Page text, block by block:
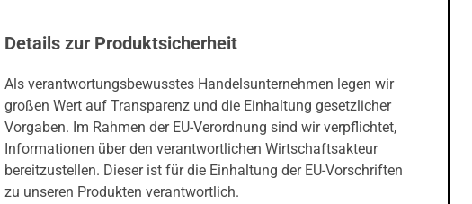
Details zur Produktsicherheit
Als verantwortungsbewusstes Handelsunternehmen legen wir
großen Wert auf Transparenz und die Einhaltung gesetzlicher
Vorgaben. Im Rahmen der EU-Verordnung sind wir verpflichtet,
Informationen über den verantwortlichen Wirtschaftsakteur
bereitzustellen. Dieser ist für die Einhaltung der EU-Vorschriften
zu unseren Produkten verantwortlich.